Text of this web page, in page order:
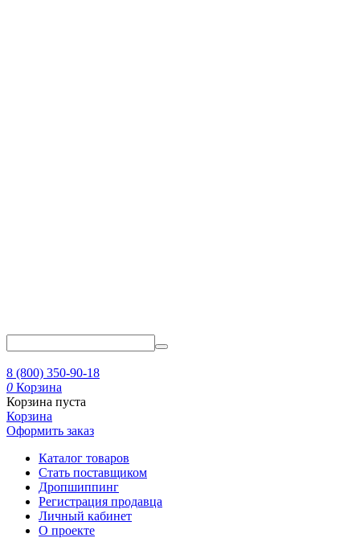
8 (800) 350-90-18
0 Корзина
Корзина пуста
Корзина
Оформить заказ
Каталог товаров
Стать поставщиком
Дропшиппинг
Регистрация продавца
Личный кабинет
О проекте